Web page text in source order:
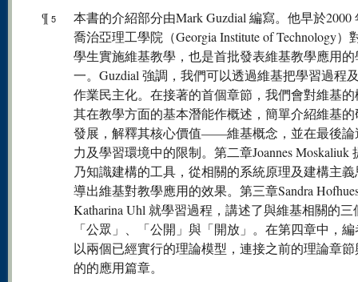
¶ 5
本書的介紹部分由Mark Guzdial 編寫。他早於2000
喬治亞理工學院（Georgia Institute of Technology）
學生實施維基教學，也是首批發表維基教學應用
一。Guzdial 強調，我們可以透過維基把學習過程
作業民主化。在接著的首個章節，我們會對維基
其在教學方面的基本潛能作概述，簡單介紹維基
發展，解釋其核心價值——維基概念，並在最後論
力及學習環境中的限制。第二章Joannes Moskaliuk
乃知識建構的工具，從相關的系統原理及建構主
導出維基對教學應用的效果。第三章Sandra
Katharina Uhl 就學習過程，講述了與維基相關的三
「公眾」、「公開」與「開放」。在第四章中，
以兩個已經實行的理論模型，連接之前的理論章
的的應用篇章。